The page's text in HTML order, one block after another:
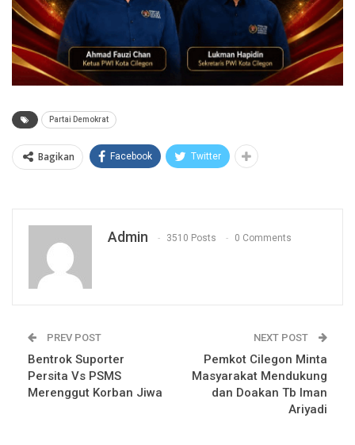
Partai Demokrat
Bagikan Facebook Twitter
Admin 3510 Posts 0 Comments
PREV POST
Bentrok Suporter
Persita Vs PSMS
Merenggut Korban Jiwa
NEXT POST
Pemkot Cilegon Minta
Masyarakat Mendukung
dan Doakan Tb Iman
Ariyadi